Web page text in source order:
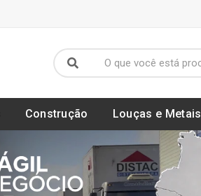
Construção Louças e Metais